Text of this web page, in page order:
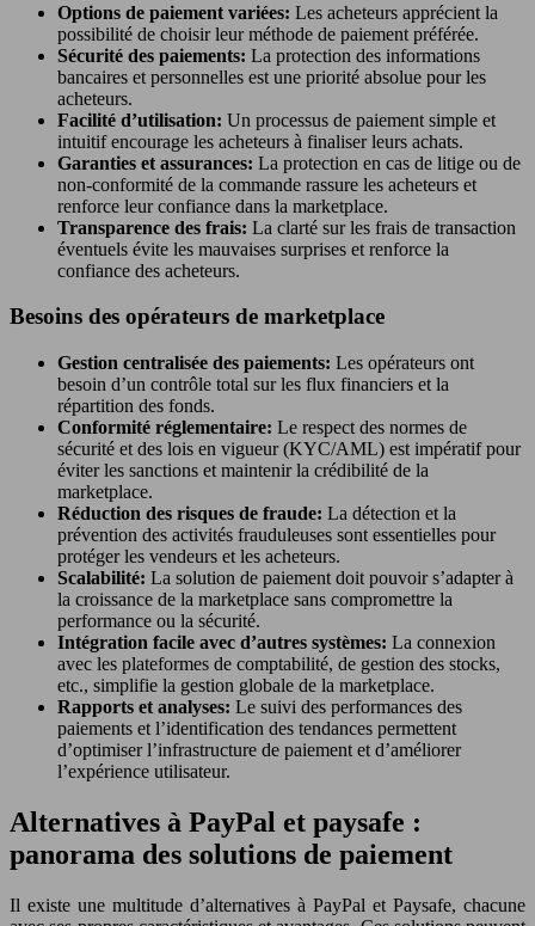
Options de paiement variées: Les acheteurs apprécient la
possibilité de choisir leur méthode de paiement préférée.
Sécurité des paiements: La protection des informations
bancaires et personnelles est une priorité absolue pour les
acheteurs.
Facilité d’utilisation: Un processus de paiement simple et
intuitif encourage les acheteurs à finaliser leurs achats.
Garanties et assurances: La protection en cas de litige ou de
non-conformité de la commande rassure les acheteurs et
renforce leur confiance dans la marketplace.
Transparence des frais: La clarté sur les frais de transaction
éventuels évite les mauvaises surprises et renforce la
confiance des acheteurs.
Besoins des opérateurs de marketplace
Gestion centralisée des paiements: Les opérateurs ont
besoin d’un contrôle total sur les flux financiers et la
répartition des fonds.
Conformité réglementaire: Le respect des normes de
sécurité et des lois en vigueur (KYC/AML) est impératif pour
éviter les sanctions et maintenir la crédibilité de la
marketplace.
Réduction des risques de fraude: La détection et la
prévention des activités frauduleuses sont essentielles pour
protéger les vendeurs et les acheteurs.
Scalabilité: La solution de paiement doit pouvoir s’adapter à
la croissance de la marketplace sans compromettre la
performance ou la sécurité.
Intégration facile avec d’autres systèmes: La connexion
avec les plateformes de comptabilité, de gestion des stocks,
etc., simplifie la gestion globale de la marketplace.
Rapports et analyses: Le suivi des performances des
paiements et l’identification des tendances permettent
d’optimiser l’infrastructure de paiement et d’améliorer
l’expérience utilisateur.
Alternatives à PayPal et paysafe :
panorama des solutions de paiement
Il existe une multitude d’alternatives à PayPal et Paysafe, chacune